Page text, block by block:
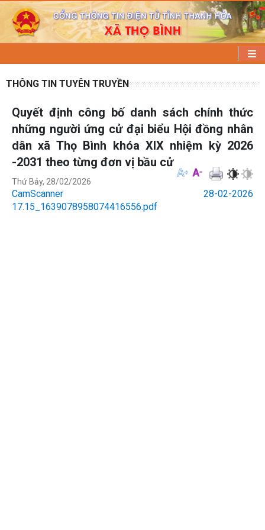
THÔNG TIN TUYÊN TRUYỀN
Quyết định công bố danh sách chính thức
những người ứng cử đại biểu Hội đồng nhân
dân xã Thọ Bình khóa XIX nhiệm kỳ 2026
-2031 theo từng đơn vị bầu cử
Thứ Bảy, 28/02/2026
CamScanner 28-02-2026
17.15_1639078958074416556.pdf